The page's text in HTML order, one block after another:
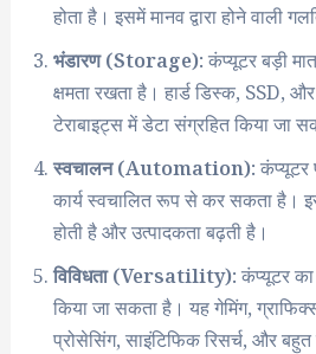
होता है। इसमें मानव द्वारा होने वाली
भंडारण (Storage): कंप्यूटर बड़ी
क्षमता रखता है। हार्ड डिस्क, SSD,
टेराबाइट्स में डेटा संग्रहित किया जा
स्वचालन (Automation): कंप्यूटर
कार्य स्वचालित रूप से कर सकता है।
होती है और उत्पादकता बढ़ती है।
विविधता (Versatility): कंप्यूटर का
किया जा सकता है। यह गेमिंग,
प्रोसेसिंग, साइंटिफिक रिसर्च, और बहुत